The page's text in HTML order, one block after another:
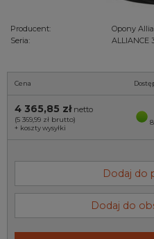
Producent:
Opony
Seria:
ALLIANCE
Cena
4 365,85 złnetto
(5 369,99 zł brutto)
+ koszty wysyłki
Dodaj do
Dodaj do